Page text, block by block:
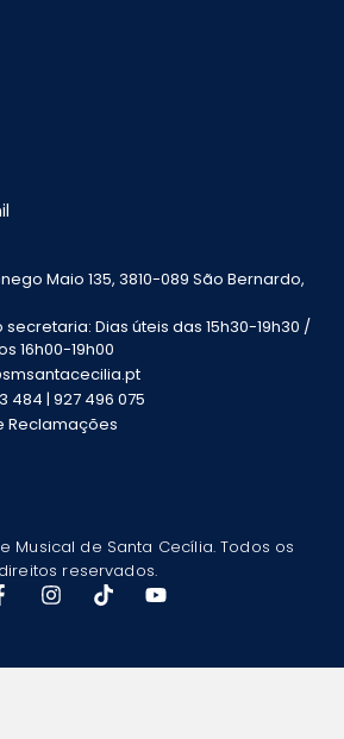
Maio 135, 3810-089 São Bernardo,
secretaria: Dias úteis das 15h30-19h30 /
16h00-19h00
484 | 927 496 075
Reclamações
Musical de Santa Cecília. Todos os
direitos reservados.